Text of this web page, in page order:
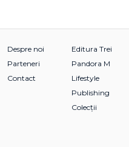
Despre noi
Parteneri
Contact
Editura Trei
Pandora M
Lifestyle
Publishing
Colecții